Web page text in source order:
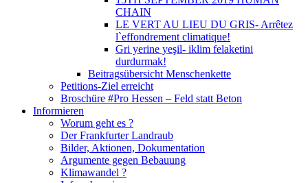
CHAIN
LE VERT AU LIEU DU GRIS- Arrêtez
l`effondrement climatique!
Gri yerine yeşil- iklim felaketini
durdurmak!
Beitragsübersicht Menschenkette
Petitions-Ziel erreicht
Broschüre #Pro Hessen – Feld statt Beton
Informieren
Worum geht es ?
Der Frankfurter Landraub
Bilder, Aktionen, Dokumentation
Argumente gegen Bebauung
Klimawandel ?